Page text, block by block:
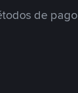
de pago